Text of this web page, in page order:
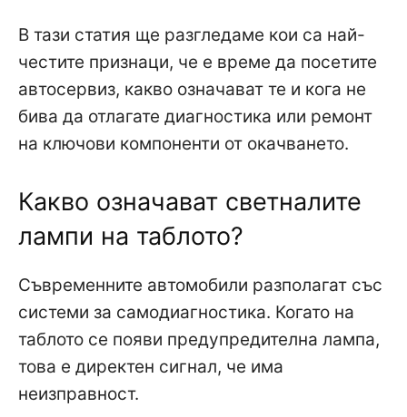
В тази статия ще разгледаме кои са най-
честите признаци, че е време да посетите
автосервиз, какво означават те и кога не
бива да отлагате диагностика или ремонт
на ключови компоненти от окачването.
Какво означават светналите
лампи на таблото?
Съвременните автомобили разполагат със
системи за самодиагностика. Когато на
таблото се появи предупредителна лампа,
това е директен сигнал, че има
неизправност.